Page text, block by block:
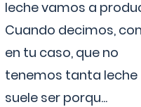
leche vamos a
Cuando decimos,
en tu caso, que no
tenemos tanta leche
suele ser porqu...